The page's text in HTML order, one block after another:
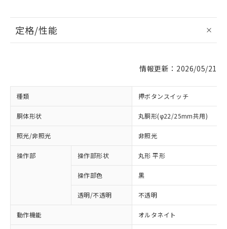
定格/性能
情報更新：2026/05/21
種類 押ボタンスイッチ
胴体形状 丸胴形(φ22/25mm共用)
照光/非照光 非照光
操作部 操作部形状 丸形 平形
操作部色 黒
透明/不透明 不透明
動作機能 オルタネイト